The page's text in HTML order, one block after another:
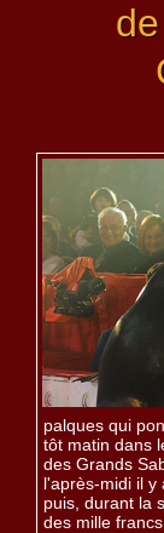
palques qui
tôt matin dans
des Grands
l'après-midi il y
puis, durant la
des mille francs.